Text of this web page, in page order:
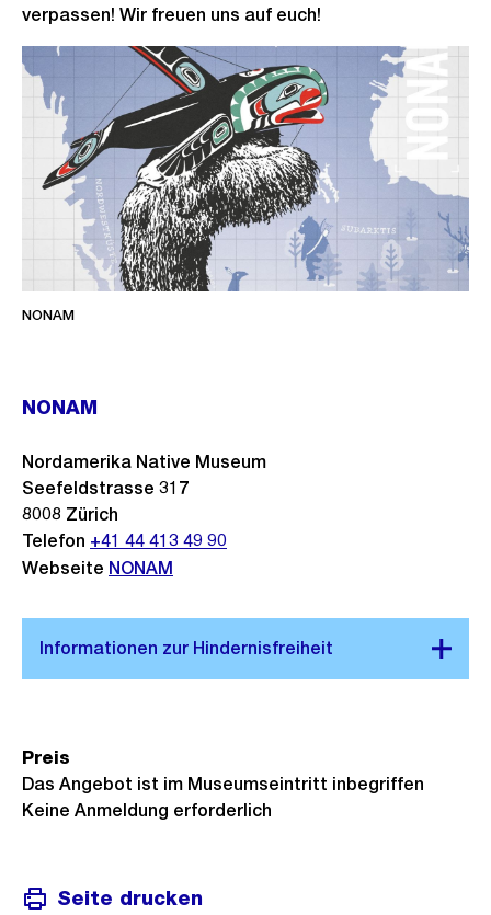
verpassen! Wir freuen uns auf euch!
NONAM
NONAM
Nordamerika Native Museum
Seefeldstrasse 317
8008 Zürich
Telefon +41 44 413 49 90
Webseite NONAM
Preis
Das Angebot ist im Museumseintritt inbegriffen
Keine Anmeldung erforderlich
Seite drucken